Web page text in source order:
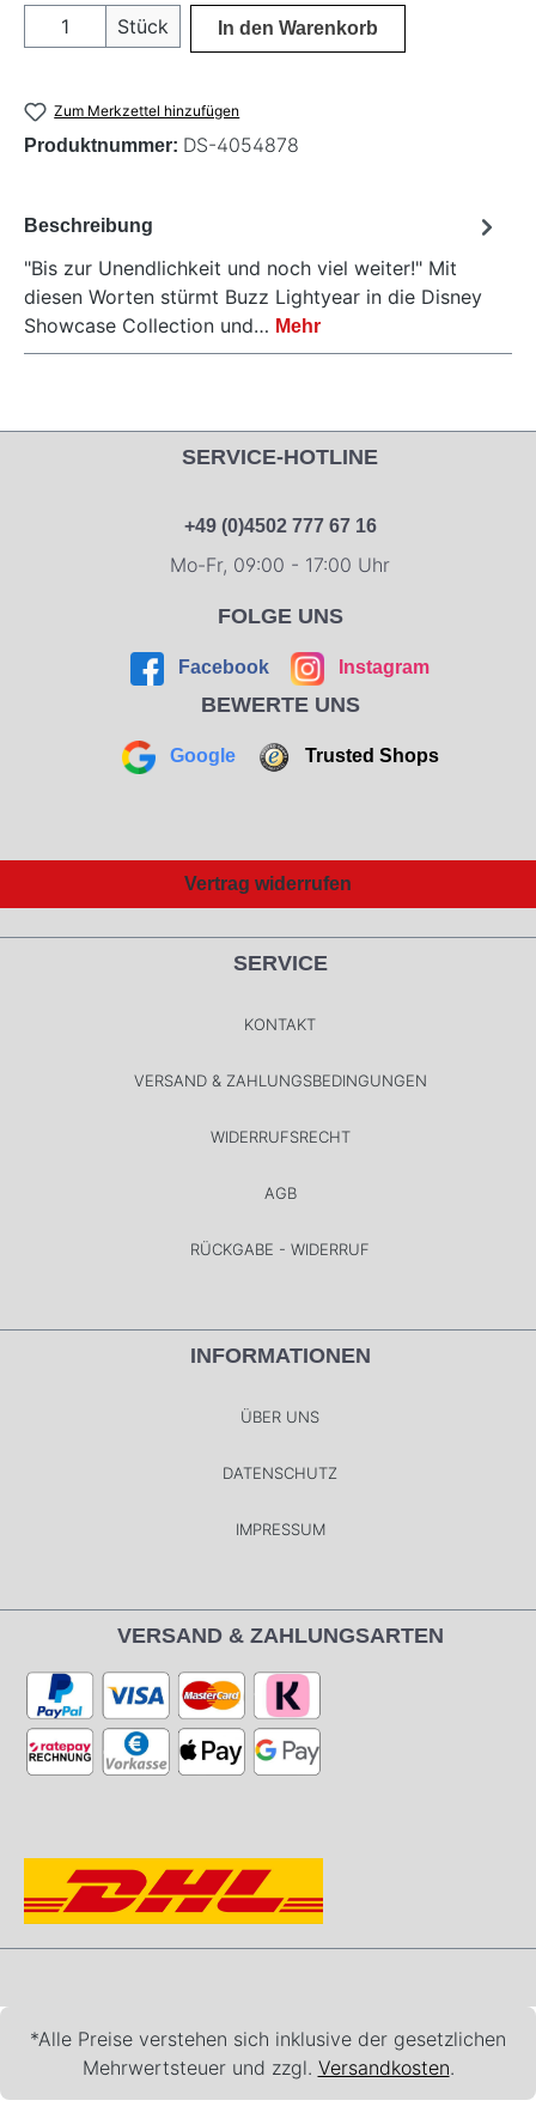
Produkt Anzahl: Gib den gewünschten
Stück In den Warenkorb
Zum Merkzettel hinzufügen
Produktnummer: DS-4054878
Beschreibung
"Bis zur Unendlichkeit und noch viel weiter!" Mit
diesen Worten stürmt Buzz Lightyear in die Disney
Showcase Collection und… Mehr
SERVICE-HOTLINE
+49 (0)4502 777 67 16
Mo-Fr, 09:00 - 17:00 Uhr
FOLGE UNS
Facebook Instagram
BEWERTE UNS
Google Trusted Shops
Vertrag widerrufen
SERVICE
KONTAKT
VERSAND & ZAHLUNGSBEDINGUNGEN
WIDERRUFSRECHT
AGB
RÜCKGABE - WIDERRUF
INFORMATIONEN
ÜBER UNS
DATENSCHUTZ
IMPRESSUM
VERSAND & ZAHLUNGSARTEN
*Alle Preise verstehen sich inklusive der gesetzlichen
Mehrwertsteuer und zzgl. Versandkosten.